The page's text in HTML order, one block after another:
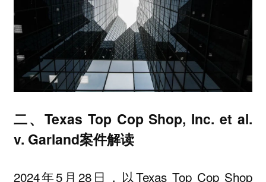
二、Texas Top Cop Shop, Inc. et al.
v. Garland案件解读
2024年5月28日，以Texas Top Cop Shop